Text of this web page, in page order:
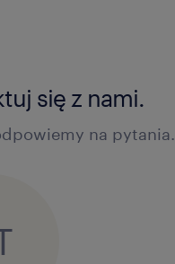
się z nami.
na pytania.